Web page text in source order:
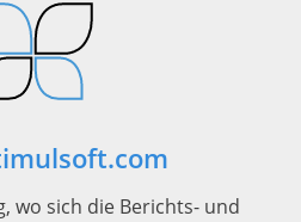
wo sich die Berichts- und